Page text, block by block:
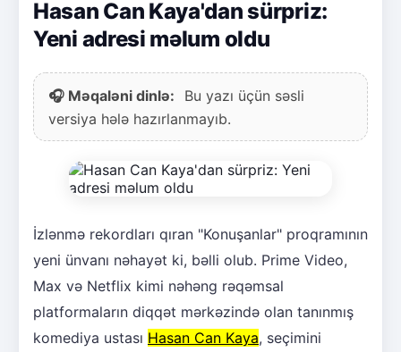
Hasan Can Kaya'dan sürpriz:
Yeni adresi məlum oldu
🎧 Məqaləni dinlə:
Bu yazı üçün səsli
versiya hələ hazırlanmayıb.
İzlənmə rekordları qıran "Konuşanlar" proqramının
yeni ünvanı nəhayət ki, bəlli olub. Prime Video,
Max və Netflix kimi nəhəng rəqəmsal
platformaların diqqət mərkəzində olan tanınmış
komediya ustası Hasan Can Kaya, seçimini